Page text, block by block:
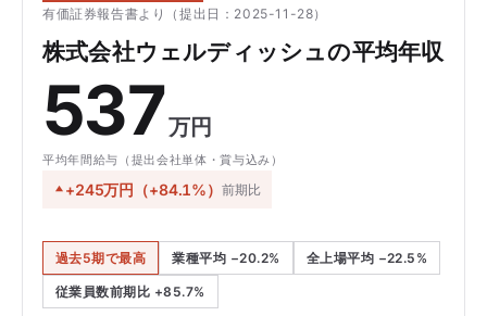
有価証券報告書より（提出日：2025-11-28）
株式会社ウェルディッシュの平均年収
537万円
平均年間給与（提出会社単体・賞与込み）
+245万円（+84.1%）前期比
過去5期で最高 業種平均 −20.2% 全上場平均 −22.5%
従業員数前期比 +85.7%